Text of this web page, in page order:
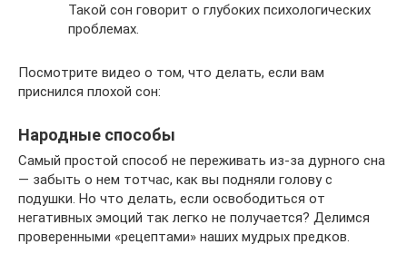
Такой сон говорит о глубоких психологических
проблемах.
Посмотрите видео о том, что делать, если вам
приснился плохой сон:
Народные способы
Самый простой способ не переживать из-за дурного сна
— забыть о нем тотчас, как вы подняли голову с
подушки. Но что делать, если освободиться от
негативных эмоций так легко не получается? Делимся
проверенными «рецептами» наших мудрых предков.